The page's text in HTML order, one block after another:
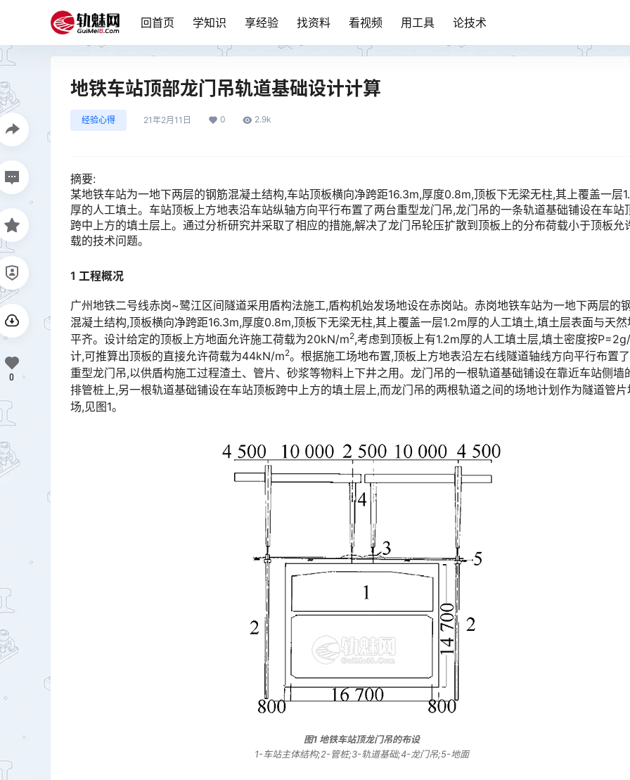
回首页 学知识 享经验 找资料 看视频 用工具 论技术
地铁车站顶部龙门吊轨道基础设计计算
经验心得 21年2月11日 0 2.9k
摘要:
某地铁车站为一地下两层的钢筋混凝土结构,车站顶板横向净跨距16.3m,厚度0.8m,顶板下无梁无柱,其上覆盖一层
厚的人工填土。车站顶板上方地表沿车站纵轴方向平行布置了两台重型龙门吊,龙门吊的一条轨道基础铺设在车站
跨中上方的填土层上。通过分析研究并采取了相应的措施,解决了龙门吊轮压扩散到顶板上的分布荷载小于顶板允
载的技术问题。󠅅󠅃󠄵󠅂󠄪󠇖󠆨󠆨󠇕󠆞󠆒󠅬󠇘󠆭󠆘󠇙󠆝󠅵󠇗󠆭󠆁󠄐󠇗󠅹󠅸󠇖󠆍󠅳󠇖󠅹󠅰󠇖󠆌󠅹
1 工程概况
广州地铁二号线赤岗~鹭江区间隧道采用盾构法施工,盾构机始发场地设在赤岗站。赤岗地铁车站为一地下两层的
混凝土结构,顶板横向净跨距16.3m,厚度0.8m,顶板下无梁无柱,其上覆盖一层1.2m厚的人工填土,填土层表面与天然
平齐。设计给定的顶板上方地面允许施工荷载为20kN/m󠅅󠅃󠄵󠅂󠄪󠇖󠆨󠆨󠇕󠆞󠆒󠅬󠇘󠆭󠆘󠇙󠆝󠅵󠇗󠆭󠆁󠄐󠇗󠅹󠅸󠇖󠆍󠅳󠇖󠅹󠅰󠇖󠆌󠅹2,考虑到顶板上有1.2m厚的人工填土层,填土密度按
计,可推算出顶板的直接允许荷载为44kN/m2。根据施工场地布置,顶板上方地表沿左右线隧道轴线方向平行布置
重型龙门吊,以供盾构施工过程渣土、管片、砂浆等物料上下井之用。龙门吊的一根轨道基础铺设在靠近车站侧墙
排管桩上,另一根轨道基础铺设在车站顶板跨中上方的填土层上,而龙门吊的两根轨道之间的场地计划作为隧道管片
场,见图1。󠅅󠅃󠄵󠅂󠄪󠇖󠆨󠆨󠇕󠆞󠆒󠅬󠇘󠆭󠆘󠇙󠆝󠅵󠇗󠆭󠆁󠄐󠇗󠅹󠅸󠇖󠆍󠅳󠇖󠅹󠅰󠇖󠆌󠅹
图1 地铁车站顶龙门吊的布设
1-车站主体结构;2-管桩;3-轨道基础;4-龙门吊;5-地面
0